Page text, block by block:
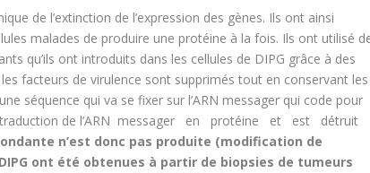
de l’extinction de l’expression des gènes. Ils ont ainsi
malades de produire une protéine à la fois. Ils ont utilisé
qu’ils ont introduits dans les cellules de DIPG grâce à des
facteurs de virulence sont supprimés tout en conservant les
séquence qui va se fixer sur l’ARN messager qui code pour
traduction de l’ARN messager en protéine et est détruit
n’est donc pas produite (modification de
ont été obtenues à partir de biopsies de tumeurs